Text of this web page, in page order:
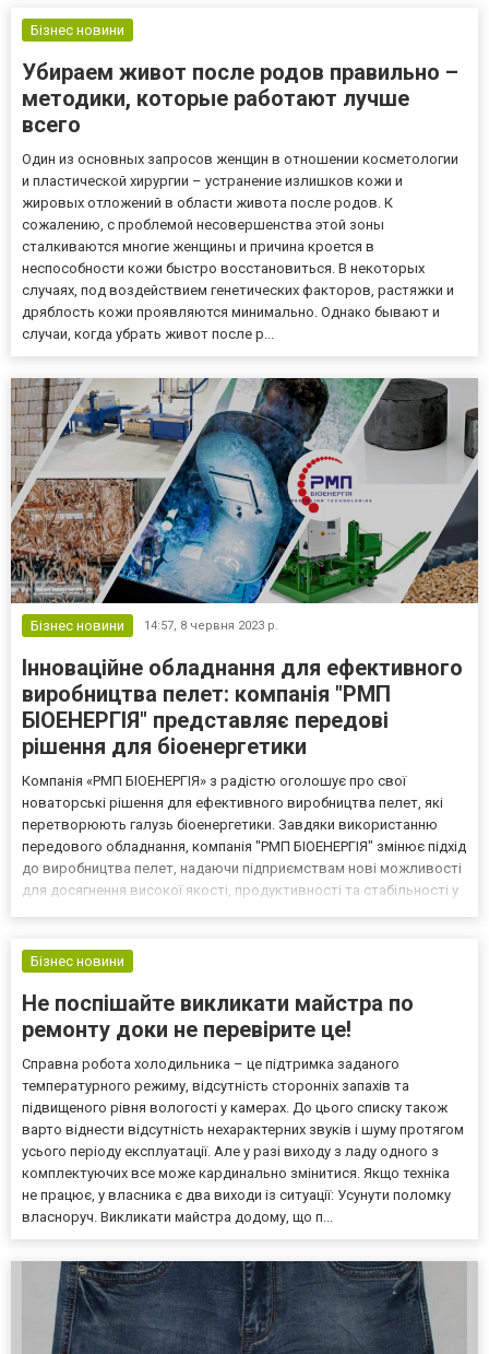
состоян...
Бізнес новини
Убираем живот после родов правильно –
методики, которые работают лучше
всего
Один из основных запросов женщин в отношении косметологии
и пластической хирургии – устранение излишков кожи и
жировых отложений в области живота после родов. К
сожалению, с проблемой несовершенства этой зоны
сталкиваются многие женщины и причина кроется в
неспособности кожи быстро восстановиться. В некоторых
случаях, под воздействием генетических факторов, растяжки и
дряблость кожи проявляются минимально. Однако бывают и
случаи, когда убрать живот после р...
Бізнес новини 14:57, 8 червня 2023 р.
Інноваційне обладнання для ефективного
виробництва пелет: компанія "РМП
БІОЕНЕРГІЯ" представляє передові
рішення для біоенергетики
Компанія «РМП БІОЕНЕРГІЯ» з радістю оголошує про свої
новаторські рішення для ефективного виробництва пелет, які
перетворюють галузь біоенергетики. Завдяки використанню
передового обладнання, компанія "РМП БІОЕНЕРГІЯ" змінює підхід
до виробництва пелет, надаючи підприємствам нові можливості
для досягнення високої якості, продуктивності та стабільності у
Бізнес новини
Не поспішайте викликати майстра по
ремонту доки не перевірите це!
Справна робота холодильника – це підтримка заданого
температурного режиму, відсутність сторонніх запахів та
підвищеного рівня вологості у камерах. До цього списку також
варто віднести відсутність нехарактерних звуків і шуму протягом
усього періоду експлуатації. Але у разі виходу з ладу одного з
комплектуючих все може кардинально змінитися. Якщо техніка
не працює, у власника є два виходи із ситуації: Усунути поломку
власноруч. Викликати майстра додому, що п...